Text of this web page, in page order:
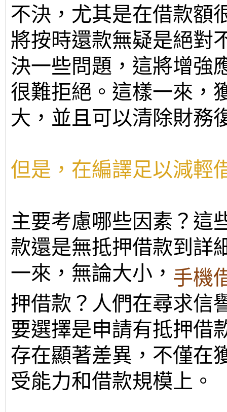
不決，尤其是在借款額
將按時還款無疑是絕對
決一些問題，這將增強
很難拒絕。這樣一來，
大，並且可以清除財務
但是，在編譯足以減輕
主要考慮哪些因素？這
款還是無抵押借款到詳
一來，無論大小， 手機
押借款？人們在尋求信
要選擇是申請有抵押借
存在顯著差異，不僅在
受能力和借款規模上。